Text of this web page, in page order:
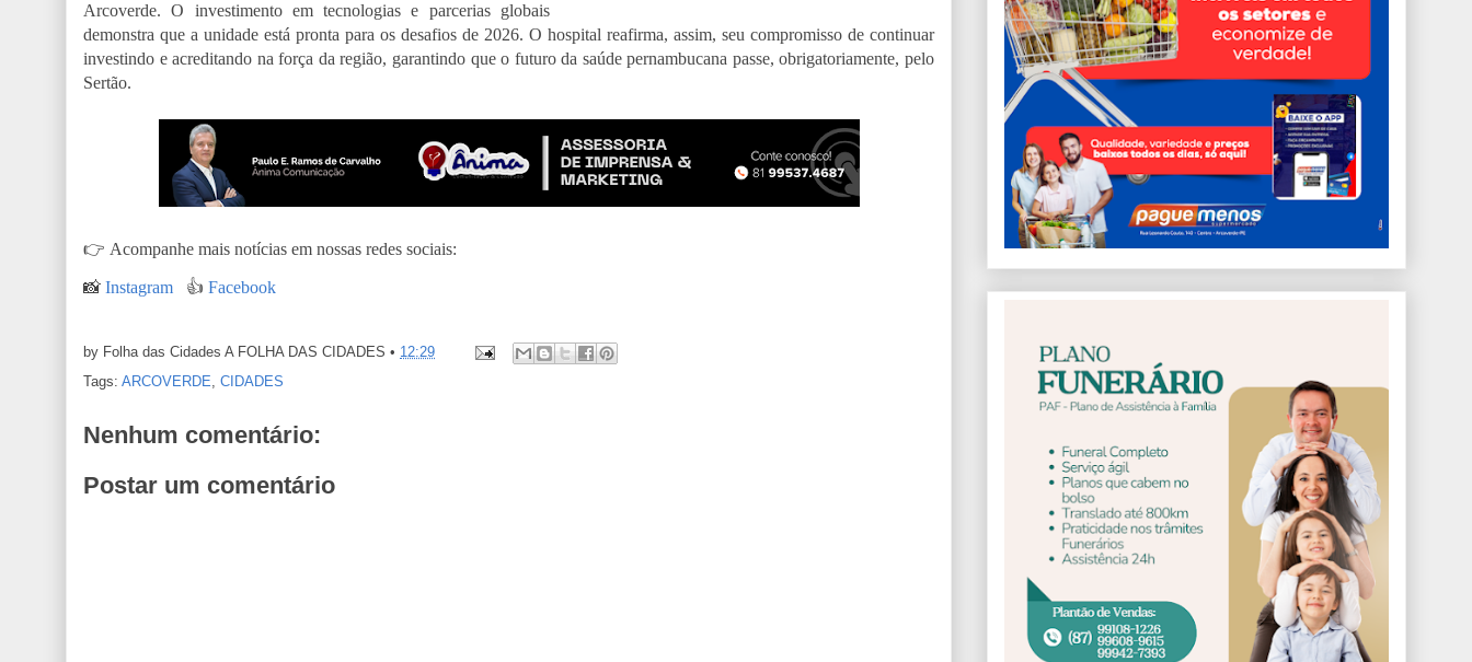
Arcoverde. O investimento em tecnologias e parcerias globais
demonstra que a unidade está pronta para os desafios de 2026. O hospital reafirma, assim, seu compromisso de continuar
investindo e acreditando na força da região, garantindo que o futuro da saúde pernambucana passe, obrigatoriamente, pelo
Sertão.
👉 Acompanhe mais notícias em nossas redes sociais:
📸 Instagram 👍 Facebook
by Folha das Cidades A FOLHA DAS CIDADES • 12:29
Tags: ARCOVERDE, CIDADES
Nenhum comentário:
Postar um comentário